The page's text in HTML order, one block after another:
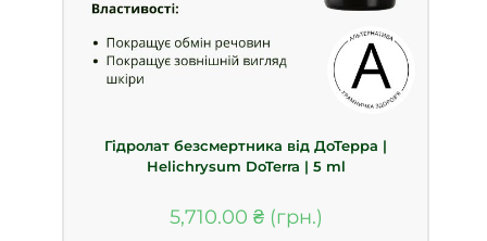
Гідролат безсмертника від ДоТерра |
Helichrysum DoTerra | 5 ml
5,710.00 ₴